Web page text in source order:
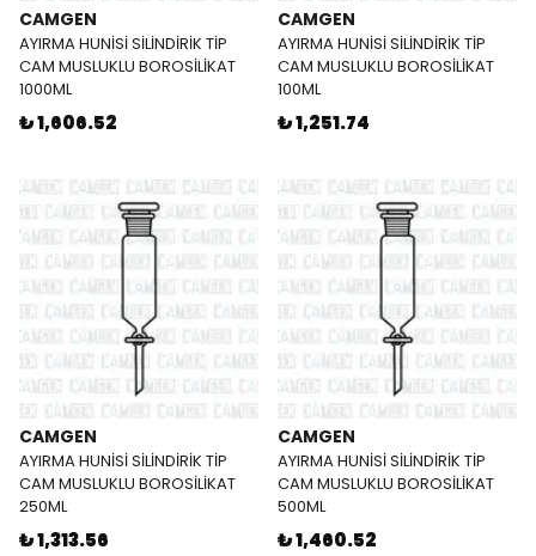
CAMGEN
AYIRMA HUNİSİ SİLİNDİRİK TİP
CAM MUSLUKLU BOROSİLİKAT
1000ML
₺ 1,606.52
CAMGEN
AYIRMA HUNİSİ SİLİNDİRİK TİP
CAM MUSLUKLU BOROSİLİKAT
100ML
₺ 1,251.74
CAMGEN
AYIRMA HUNİSİ SİLİNDİRİK TİP
CAM MUSLUKLU BOROSİLİKAT
250ML
₺ 1,313.56
CAMGEN
AYIRMA HUNİSİ SİLİNDİRİK TİP
CAM MUSLUKLU BOROSİLİKAT
500ML
₺ 1,460.52